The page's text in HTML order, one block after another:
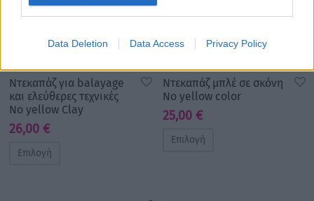
Data Deletion Data Access Privacy Policy
Nτεκαπάζ για balayage
και ελεύθερες τεχνικές
No yellow Clay
26,00 €
Επιλογή
Ντεκαπάζ μπλέ σε σκόνη
No yellow color
25,00 €
Επιλογή